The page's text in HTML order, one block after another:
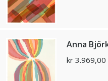
Anna
kr 3.969,00